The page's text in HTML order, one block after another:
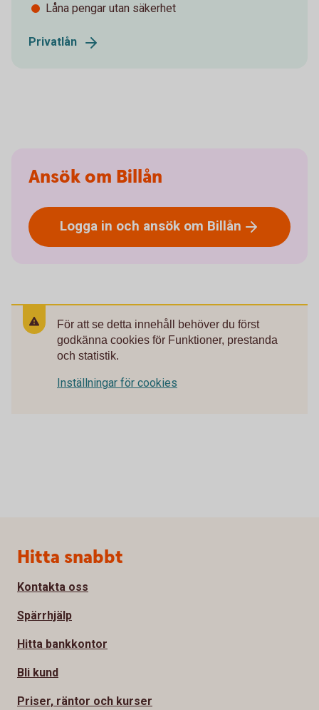
Låna pengar utan säkerhet
Privatlån
Ansök om Billån
Logga in och ansök om Billån
För att se detta innehåll behöver du först
godkänna cookies för Funktioner, prestanda
och statistik.
Inställningar för cookies
Sidfot
Hitta snabbt
Kontakta oss
Spärrhjälp
Hitta bankkontor
Bli kund
Priser, räntor och kurser